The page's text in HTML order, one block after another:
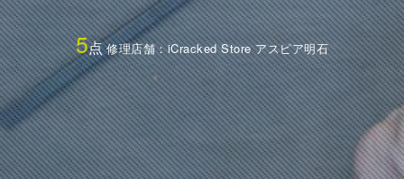
5点修理店舗：iCracked Store アスピア明石